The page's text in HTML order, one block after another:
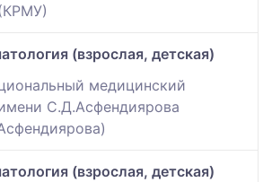
(взрослая, детская)
медицинский
С.Д.Асфендиярова
(взрослая, детская)